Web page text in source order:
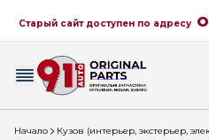
Старый сайт доступен по адресу
Начало
Кузов (интерьер, экстерьер,